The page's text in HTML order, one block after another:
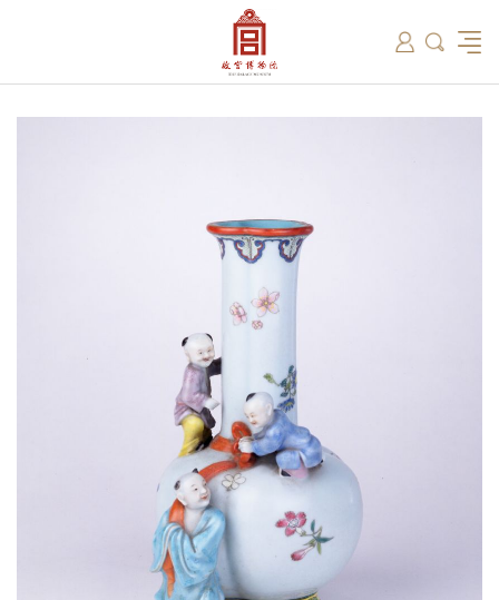
国际博协培训中心
故宫志愿者
名画记
数字多宝阁 数字文物库 藏品总目
故宫博物院院刊